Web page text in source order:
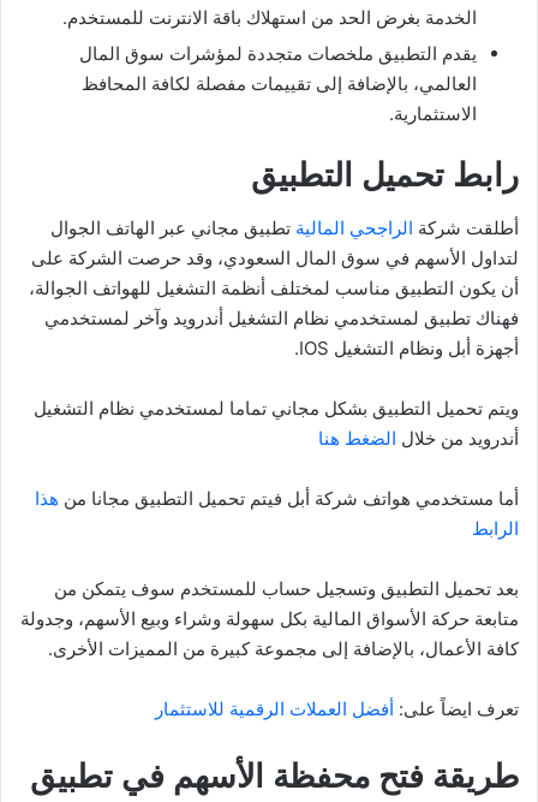
الخدمة بغرض الحد من استهلاك باقة الانترنت للمستخدم.
يقدم التطبيق ملخصات متجددة لمؤشرات سوق المال
العالمي، بالإضافة إلى تقييمات مفصلة لكافة المحافظ
الاستثمارية.
رابط تحميل التطبيق
أطلقت شركة الراجحي المالية تطبيق مجاني عبر الهاتف الجوال
لتداول الأسهم في سوق المال السعودي، وقد حرصت الشركة على
أن يكون التطبيق مناسب لمختلف أنظمة التشغيل للهواتف الجوالة،
فهناك تطبيق لمستخدمي نظام التشغيل أندرويد وآخر لمستخدمي
أجهزة أبل ونظام التشغيل IOS.
ويتم تحميل التطبيق بشكل مجاني تماما لمستخدمي نظام التشغيل
أندرويد من خلال الضغط هنا
أما مستخدمي هواتف شركة أبل فيتم تحميل التطبيق مجانا من هذا
الرابط
بعد تحميل التطبيق وتسجيل حساب للمستخدم سوف يتمكن من
متابعة حركة الأسواق المالية بكل سهولة وشراء وبيع الأسهم، وجدولة
كافة الأعمال، بالإضافة إلى مجموعة كبيرة من المميزات الأخرى.
تعرف ايضاً على: أفضل العملات الرقمية للاستثمار
طريقة فتح محفظة الأسهم في تطبيق